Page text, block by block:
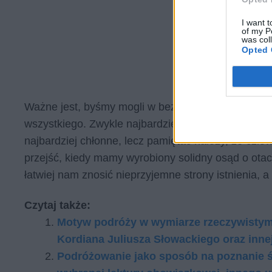
I want
of my
was
Opted
Ważne jest, byśmy mogli w bezpiecznych
wszystkiego. Zwykle najbardziej intensywnie robi
najbardziej chłonne, lecz pamiętać należy, że
przejść, kiedy mamy wyrobiony solidny osąd o
łatwiej nam znosić nieprzyjemne strony istnienia,
Czytaj także:
Motyw podróży w wymiarze
Kordiana Juliusza Słowackiego oraz
Podróżowanie jako sposób na poznanie